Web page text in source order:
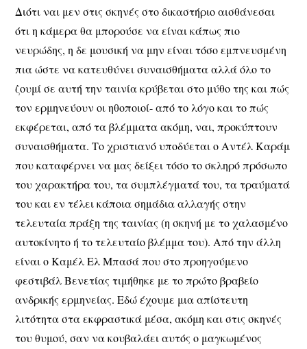
Διότι ναι μεν στις σκηνές στο δικαστήριο αισθάνεσαι
ότι η κάμερα θα μπορούσε να είναι κάπως πιο
νευρώδης, η δε μουσική να μην είναι τόσο εμπνευσμένη
πια ώστε να κατευθύνει συναισθήματα αλλά όλο το
ζουμί σε αυτή την ταινία κρύβεται στο μύθο της και πώς
τον ερμηνεύουν οι ηθοποιοί- από το λόγο και το πώς
εκφέρεται, από τα βλέμματα ακόμη, ναι, προκύπτουν
συναισθήματα. Το χριστιανό υποδύεται ο Αντέλ Καράμ
που καταφέρνει να μας δείξει τόσο το σκληρό πρόσωπο
του χαρακτήρα του, τα συμπλέγματά του, τα τραύματά
του και εν τέλει κάποια σημάδια αλλαγής στην
τελευταία πράξη της ταινίας (η σκηνή με το χαλασμένο
αυτοκίνητο ή το τελευταίο βλέμμα του). Από την άλλη
είναι ο Καμέλ Ελ Μπασά που στο προηγούμενο
φεστιβάλ Βενετίας τιμήθηκε με το πρώτο βραβείο
ανδρικής ερμηνείας. Εδώ έχουμε μια απίστευτη
λιτότητα στα εκφραστικά μέσα, ακόμη και στις σκηνές
του θυμού, σαν να κουβαλάει αυτός ο μαγκωμένος